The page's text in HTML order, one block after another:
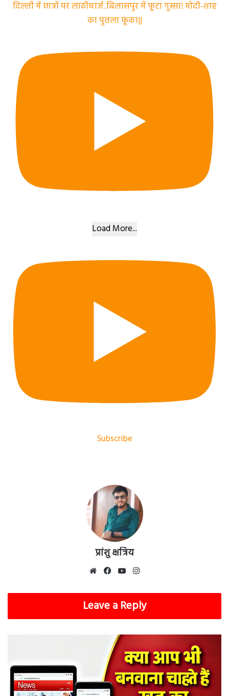
दिल्ली में छात्रों पर लाठीचार्ज..बिलासपुर में फूटा गुस्सा! मोदी-शाह
का पुतला फूंका||
Load More...
Subscribe
प्रांशु क्षत्रिय
WebsiteFacebookYouTube
Leave a Reply